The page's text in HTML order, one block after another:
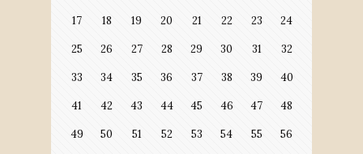
17 18 19 20 21 22 23 24
25 26 27 28 29 30 31 32
33 34 35 36 37 38 39 40
41 42 43 44 45 46 47 48
49 50 51 52 53 54 55 56